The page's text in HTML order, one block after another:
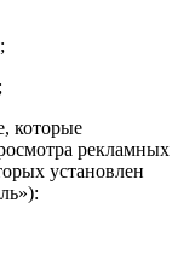
которые
рекламных
установлен